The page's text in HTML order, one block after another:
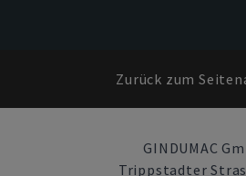
Zurück zum
GINDUMAC
Trippstadter